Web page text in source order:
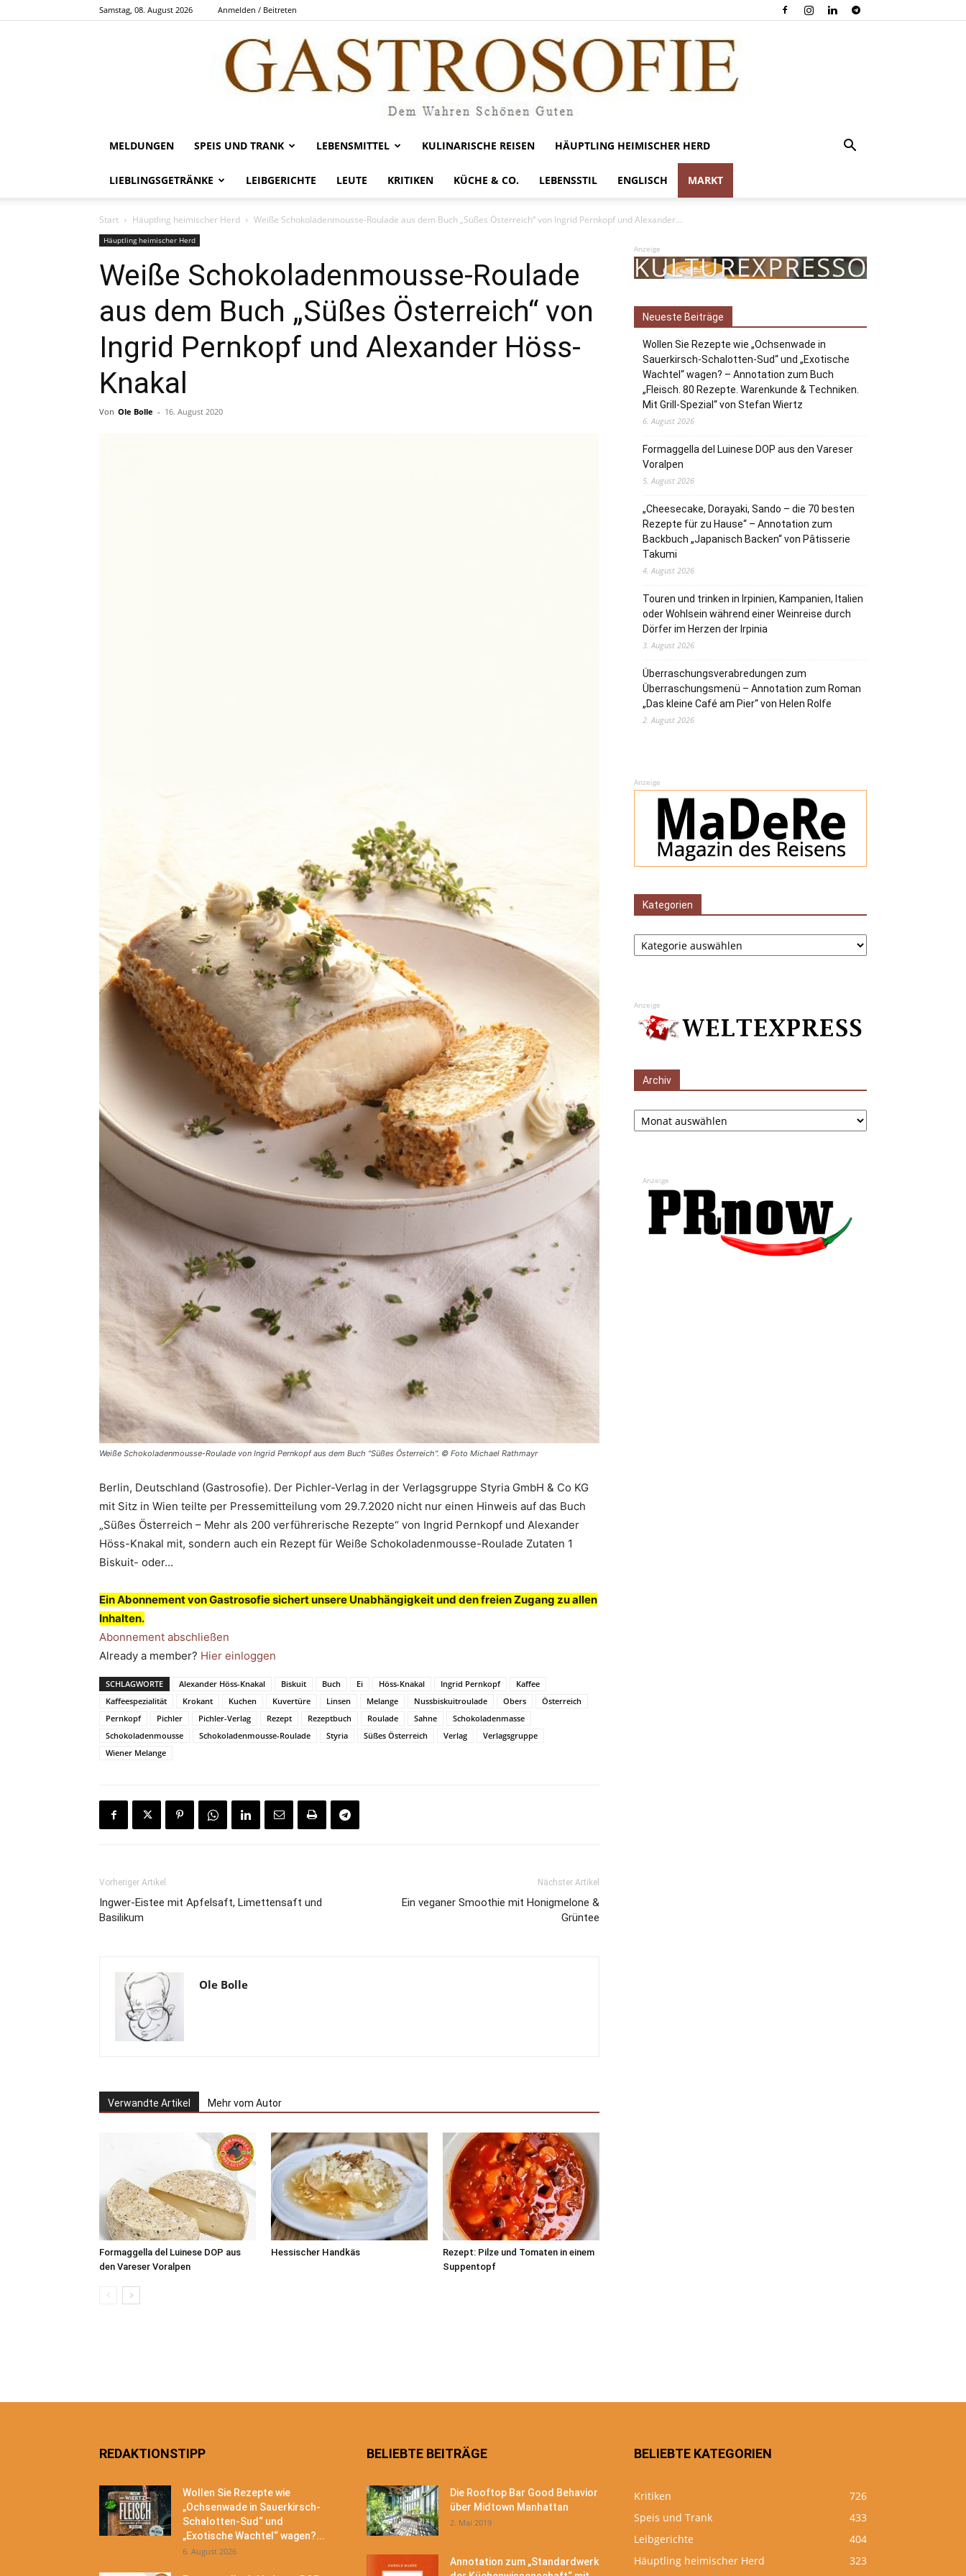
Samstag, 08. August 2026 Anmelden / Beitreten
Gastrosofie
MELDUNGEN SPEIS UND TRANK LEBENSMITTEL KULINARISCHE REISEN HÄUPTLING HEIMISCHER HERD
LIEBLINGSGETRÄNKE LEIBGERICHTE LEUTE KRITIKEN KÜCHE & CO. LEBENSSTIL ENGLISCH MARKT
Start Häuptling heimischer Herd Weiße Schokoladenmousse-Roulade aus dem Buch „Süßes Österreich“ von Ingrid Pernkopf und Alexander...
Häuptling heimischer Herd
Weiße Schokoladenmousse-Roulade
aus dem Buch „Süßes Österreich“ von
Ingrid Pernkopf und Alexander Höss-
Knakal
Von Ole Bolle - 16. August 2020
Weiße Schokoladenmousse-Roulade von Ingrid Pernkopf aus dem Buch "Süßes Österreich". © Foto Michael Rathmayr
Berlin, Deutschland (Gastrosofie). Der Pichler-Verlag in der Verlagsgruppe Styria GmbH & Co KG
mit Sitz in Wien teilte per Pressemitteilung vom 29.7.2020 nicht nur einen Hinweis auf das Buch
„Süßes Österreich – Mehr als 200 verführerische Rezepte“ von Ingrid Pernkopf und Alexander
Höss-Knakal mit, sondern auch ein Rezept für Weiße Schokoladenmousse-Roulade Zutaten 1
Biskuit- oder…
Ein Abonnement von Gastrosofie sichert unsere Unabhängigkeit und den freien Zugang zu allen
Inhalten.
Abonnement abschließen
Already a member? Hier einloggen
SCHLAGWORTE Alexander Höss-Knakal Biskuit Buch Ei Höss-Knakal Ingrid Pernkopf
Kaffee
Kaffeespezialität
Krokant Kuchen Kuvertüre Linsen Melange Nussbiskuitroulade Obers
Österreich
Pernkopf
Pichler Pichler-Verlag Rezept Rezeptbuch Roulade Sahne
Schokoladenmasse
Schokoladenmousse
Schokoladenmousse-Roulade Styria Süßes Österreich Verlag
Verlagsgruppe
Wiener Melange
Vorheriger Artikel
Ingwer-Eistee mit Apfelsaft, Limettensaft und
Basilikum
Nächster Artikel
Ein veganer Smoothie mit Honigmelone &
Grüntee
Ole Bolle
Verwandte Artikel Mehr vom Autor
Formaggella del Luinese DOP aus
den Vareser Voralpen
Hessischer Handkäs
Rezept: Pilze und Tomaten in einem
Suppentopf
Anzeige
Neueste Beiträge
Wollen Sie Rezepte wie „Ochsenwade in
Sauerkirsch-Schalotten-Sud“ und „Exotische
Wachtel“ wagen? – Annotation zum Buch
„Fleisch. 80 Rezepte. Warenkunde & Techniken.
Mit Grill-Spezial“ von Stefan Wiertz
6. August 2026
Formaggella del Luinese DOP aus den Vareser
Voralpen
5. August 2026
„Cheesecake, Dorayaki, Sando – die 70 besten
Rezepte für zu Hause“ – Annotation zum
Backbuch „Japanisch Backen“ von Pâtisserie
Takumi
4. August 2026
Touren und trinken in Irpinien, Kampanien, Italien
oder Wohlsein während einer Weinreise durch
Dörfer im Herzen der Irpinia
3. August 2026
Überraschungsverabredungen zum
Überraschungsmenü – Annotation zum Roman
„Das kleine Café am Pier“ von Helen Rolfe
2. August 2026
Anzeige
Kategorien
Kategorien
Anzeige
Archiv
Archiv
Anzeige
REDAKTIONSTIPP
Wollen Sie Rezepte wie
„Ochsenwade in Sauerkirsch-
Schalotten-Sud“ und
„Exotische Wachtel“ wagen?...
6. August 2026
BELIEBTE BEITRÄGE
Die Rooftop Bar Good Behavior
über Midtown Manhattan
2. Mai 2019
Annotation zum „Standardwerk
BELIEBTE KATEGORIEN
Kritiken
726
Speis und Trank
433
Leibgerichte
404
Häuptling heimischer Herd
323